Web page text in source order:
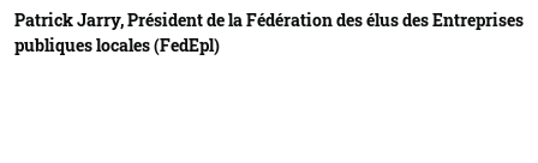
Patrick Jarry, Président de la Fédération des élus des Entreprises
publiques locales (FedEpl)